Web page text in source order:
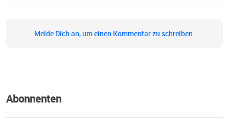
Melde Dich an, um einen Kommentar zu schreiben.
Abonnenten